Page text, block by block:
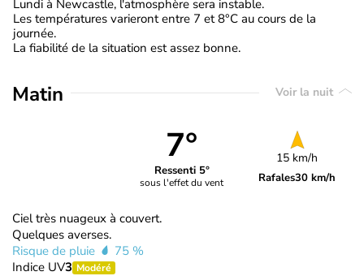
Lundi à Newcastle, l'atmosphère sera instable.
Les températures varieront entre 7 et 8°C au cours de la
journée.
La fiabilité de la situation est assez bonne.
Matin Voir la nuit
7°
Ressenti 5°
sous l'effet du vent
15 km/h
Rafales30 km/h
Ciel très nuageux à couvert.
Quelques averses.
Risque de pluie
75 %
Indice UV3 Modéré